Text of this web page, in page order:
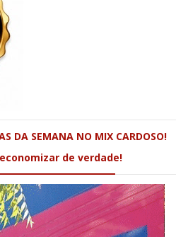
DA SEMANA NO MIX CARDOSO!
economizar de verdade!